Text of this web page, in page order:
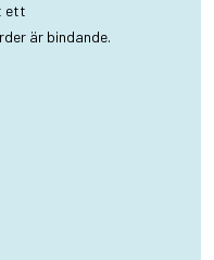
ett
är bindande.